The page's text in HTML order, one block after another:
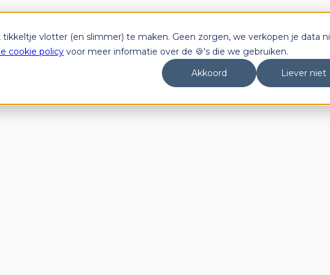
vlotter (en slimmer) te maken. Geen zorgen, we verkopen je data
cookie policy voor meer informatie over de 🍪's die we gebruiken.
Akkoord
Liever niet